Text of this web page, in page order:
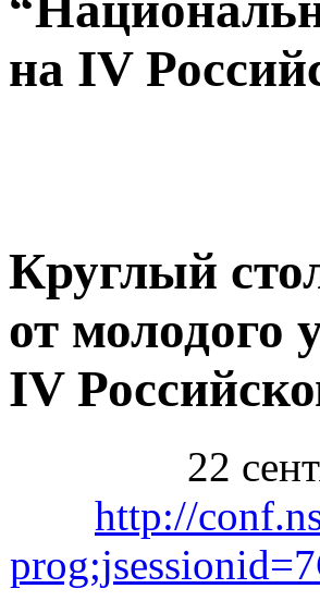
на IV
Круглый
от молодого
IV
22
http://